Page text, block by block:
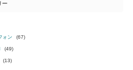
ー
ォン (67)
(49)
(13)